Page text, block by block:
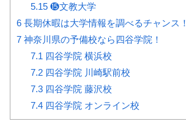
5.15⓯文教大学
6 長期休暇は大学情報を調べるチャンス！
7 神奈川県の予備校なら四谷学院！
7.1 四谷学院 横浜校
7.2四谷学院 川崎駅前校
7.3四谷学院 藤沢校
7.4四谷学院 オンライン校